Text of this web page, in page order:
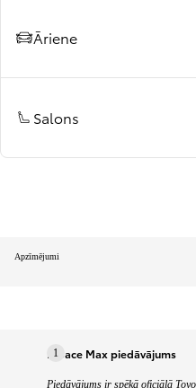
Āriene
Salons
Apzīmējumi
1
Proace Max piedāvājums
Piedāvājums ir spēkā oficiālā